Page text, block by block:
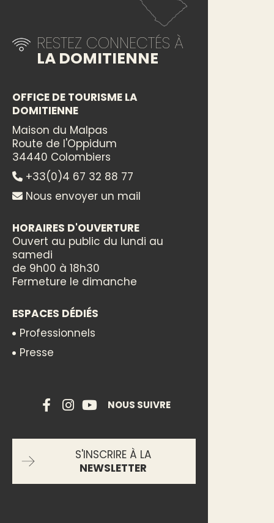
RESTEZ CONNECTÉS À
LA DOMITIENNE
OFFICE DE TOURISME LA
DOMITIENNE
Maison du Malpas
Route de l'Oppidum
34440 Colombiers
+33(0)4 67 32 88 77
Nous envoyer un mail
HORAIRES D'OUVERTURE
Ouvert au public du lundi au
samedi
de 9h00 à 18h30
Fermeture le dimanche
ESPACES DÉDIÉS
Professionnels
Presse
NOUS SUIVRE
S'INSCRIRE À LA
NEWSLETTER